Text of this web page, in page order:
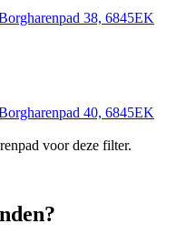
38, 6845EK
40, 6845EK
voor deze filter.